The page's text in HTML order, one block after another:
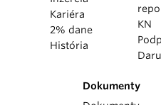
Kariéra
2% dane
História
KN
Dokumenty